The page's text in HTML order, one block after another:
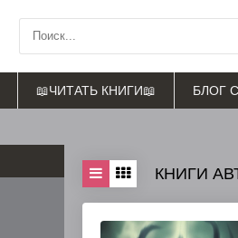
КНИГИ
📖ЧИТАТЬ КНИГИ📖 БЛОГ